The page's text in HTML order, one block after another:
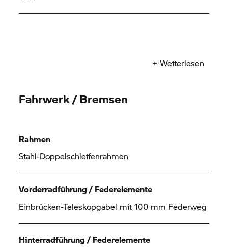
+ Weiterlesen
Fahrwerk / Bremsen
Rahmen
Stahl-Doppelschleifenrahmen
Vorderradführung / Federelemente
Einbrücken-Teleskopgabel mit 100 mm Federweg
Hinterradführung / Federelemente